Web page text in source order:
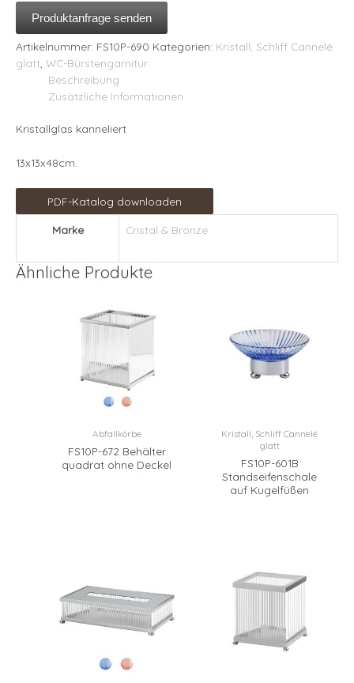
Produktanfrage senden
Artikelnummer: FS10P-690 Kategorien: Kristall, Schliff Cannelé
glatt WC-Bürstengarnitur
Beschreibung
Zusätzliche Informationen
Kristallglas kanneliert
13x13x48cm.
PDF-Katalog downloaden
Marke Cristal & Bronze
Ähnliche Produkte
Abfallkörbe
FS10P-672 Behälter
quadrat ohne Deckel
Kristall, Schliff Cannelé
glatt
FS10P-601B
Standseifenschale
auf Kugelfüßen